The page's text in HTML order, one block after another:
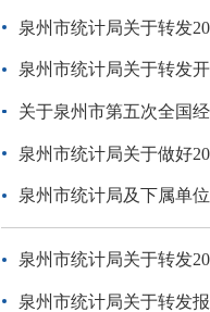
泉州市统计局关于转发
泉州市统计局关于转发
关于泉州市第五次全国
泉州市统计局关于做好
泉州市统计局及下属单
泉州市统计局关于转发
泉州市统计局关于转发